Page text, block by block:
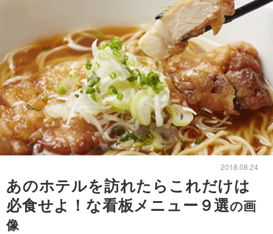
2018.08.24
あのホテルを訪れたらこれだけは
必食せよ！な看板メニュー９選の画
像